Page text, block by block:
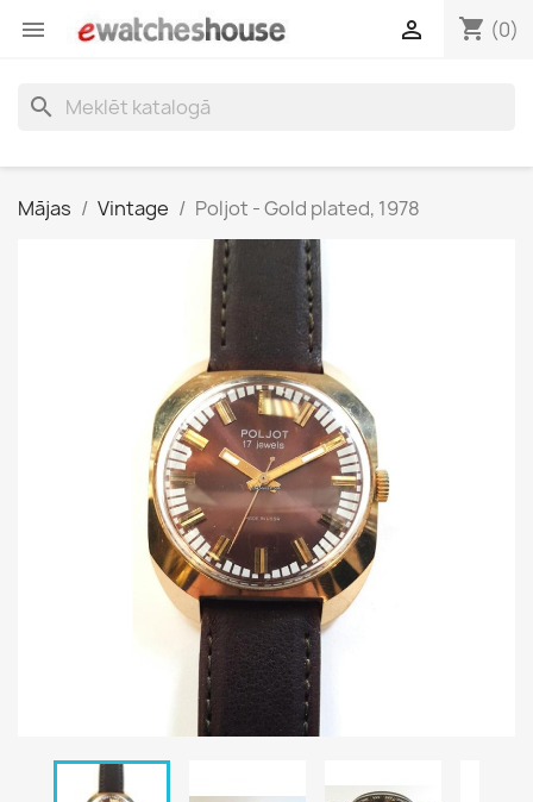
 shopping_cart (0)

search
Mājas Vintage Poljot - Gold plated, 1978